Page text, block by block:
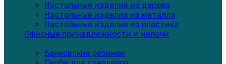
Настольные изделия из дерева
Настольные изделия из металла
Настольные изделия из пластика
Офисные принадлежности и мелочи
Банковские резинки